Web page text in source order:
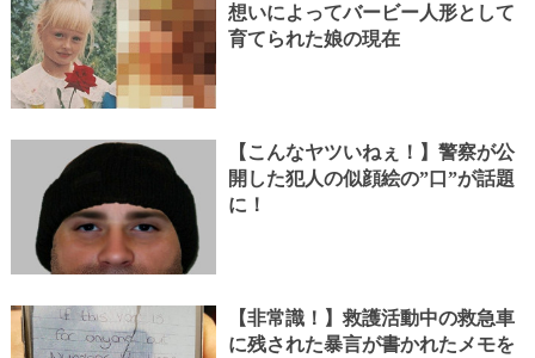
想いによってバービー人形として
育てられた娘の現在
【こんなヤツいねぇ！】警察が公
開した犯人の似顔絵の”口”が話題
に！
【非常識！】救護活動中の救急車
に残された暴言が書かれたメモを